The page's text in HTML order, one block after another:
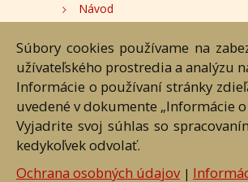
Návod
Cookies
Nastavenia cookies
Súbory cookies používame na
užívateľského prostredia a analýzu
Informácie o používaní stránky
uvedené v dokumente „Informácie
Vyjadrite svoj súhlas so
kedykoľvek odvolať.
Ochrana osobných údajov|